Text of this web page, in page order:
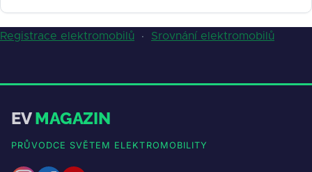
Registrace elektromobilů · Srovnání elektromobilů
EVMAGAZIN
PRŮVODCE SVĚTEM ELEKTROMOBILITY